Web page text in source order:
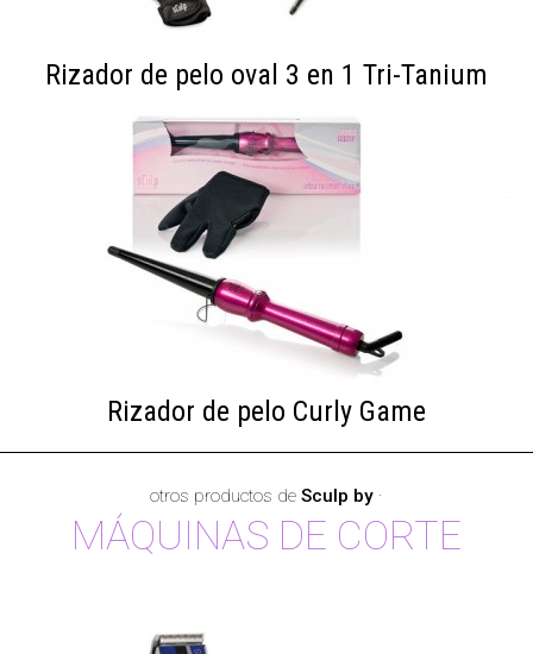
Rizador de pelo oval 3 en 1 Tri-Tanium
Rizador de pelo Curly Game
otros productos de Sculp by ·
MÁQUINAS DE CORTE